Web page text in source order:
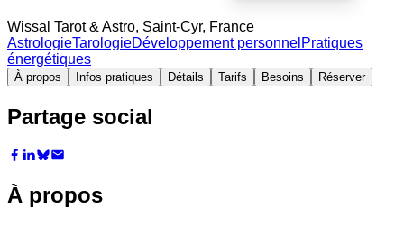
Wissal Tarot & Astro, Saint-Cyr, France
AstrologieTarologieDéveloppement personnel Pratiques
énergétiques
À propos Infos pratiques Détails Tarifs Besoins Réserver
Partage social
À propos